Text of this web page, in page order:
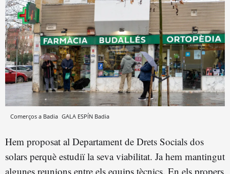
Comerços a Badia GALA ESPÍN Badia
Hem proposat al Departament de Drets Socials dos
solars perquè estudiï la seva viabilitat. Ja hem mantingut
algunes reunions entre els equips tècnics. En els propers